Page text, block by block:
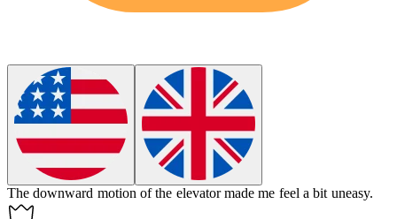
Thedownward motion of the elevator made me feel a bit uneasy.